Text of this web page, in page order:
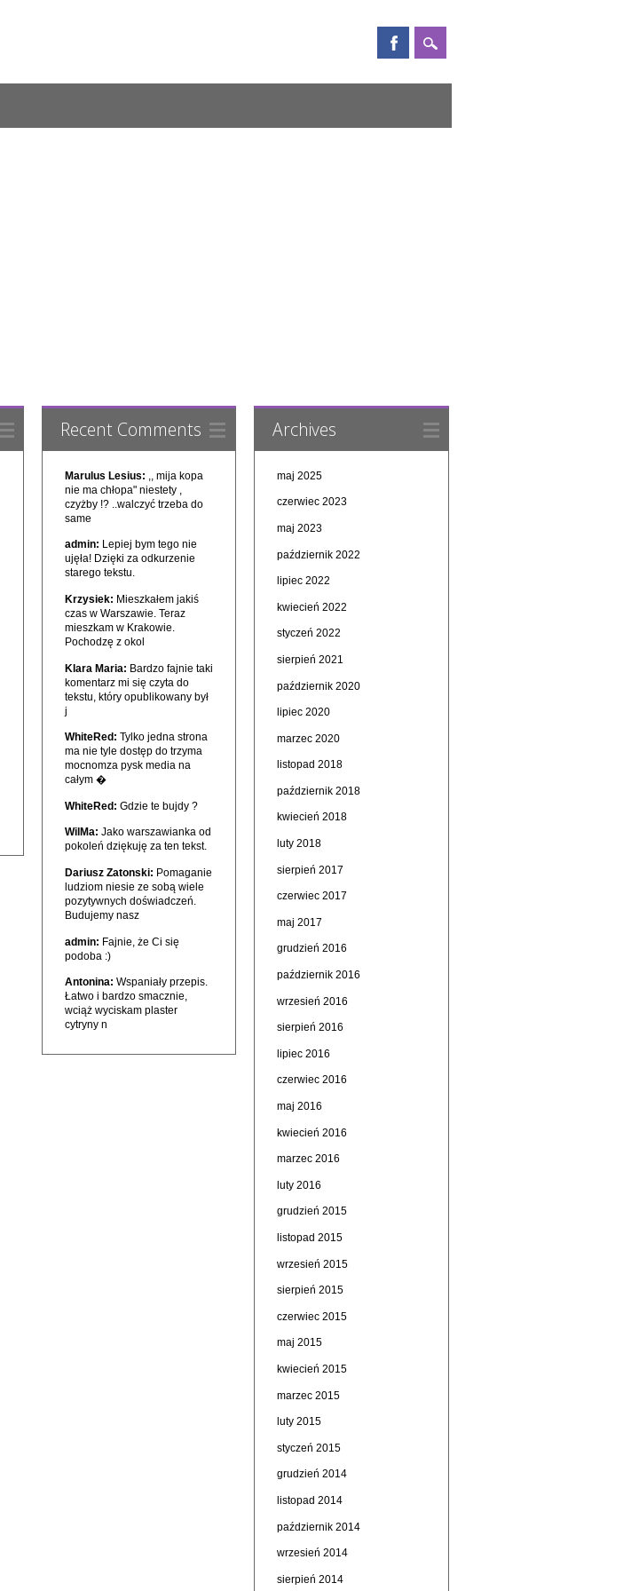
Recent Comments
Marulus Lesius: ,, mija kopa
nie ma chłopa" niestety ,
czyżby !? ..walczyć trzeba do
same
admin: Lepiej bym tego nie
ujęła! Dzięki za odkurzenie
starego tekstu.
Krzysiek: Mieszkałem jakiś
czas w Warszawie. Teraz
mieszkam w Krakowie.
Pochodzę z okol
Klara Maria: Bardzo fajnie taki
komentarz mi się czyta do
tekstu, który opublikowany był
j
WhiteRed: Tylko jedna strona
ma nie tyle dostęp do trzyma
mocnomza pysk media na
całym �
WhiteRed: Gdzie te bujdy ?
WilMa: Jako warszawianka od
pokoleń dziękuję za ten tekst.
Dariusz Zatonski: Pomaganie
ludziom niesie ze sobą wiele
pozytywnych doświadczeń.
Budujemy nasz
admin: Fajnie, że Ci się
podoba :)
Antonina: Wspaniały przepis.
Łatwo i bardzo smacznie,
wciąż wyciskam plaster
cytryny n
Archives
maj 2025
czerwiec 2023
maj 2023
październik 2022
lipiec 2022
kwiecień 2022
styczeń 2022
sierpień 2021
październik 2020
lipiec 2020
marzec 2020
listopad 2018
październik 2018
kwiecień 2018
luty 2018
sierpień 2017
czerwiec 2017
maj 2017
grudzień 2016
październik 2016
wrzesień 2016
sierpień 2016
lipiec 2016
czerwiec 2016
maj 2016
kwiecień 2016
marzec 2016
luty 2016
grudzień 2015
listopad 2015
wrzesień 2015
sierpień 2015
czerwiec 2015
maj 2015
kwiecień 2015
marzec 2015
luty 2015
styczeń 2015
grudzień 2014
listopad 2014
październik 2014
wrzesień 2014
sierpień 2014